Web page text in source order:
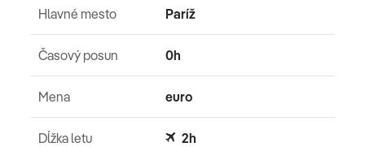
Hlavné mesto Paríž
Časový posun 0h
Mena euro
Dĺžka letu 2h